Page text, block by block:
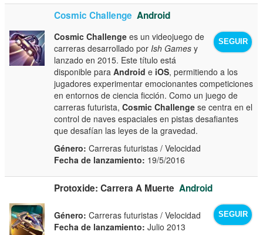
Cosmic Challenge Android
SEGUIR
Cosmic Challenge es un videojuego de
carreras desarrollado por Ish Games y
lanzado en 2015. Este título está
disponible paraAndroid e iOS, permitiendo a los
jugadores experimentar emocionantes competiciones
en entornos de ciencia ficción. Como un juego de
carreras futurista,Cosmic Challenge se centra en el
control de naves espaciales en pistas desafiantes
que desafían las leyes de la gravedad.
Género: Carreras futuristas / Velocidad
Fecha de lanzamiento: 19/5/2016
Protoxide: Carrera A Muerte Android
SEGUIR
Género: Carreras futuristas / Velocidad
Fecha de lanzamiento: Julio 2013